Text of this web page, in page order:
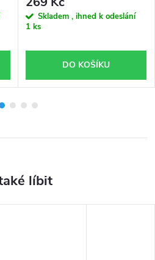
Skladem , ihned k odeslání
1 ks
DO KOŠÍKU